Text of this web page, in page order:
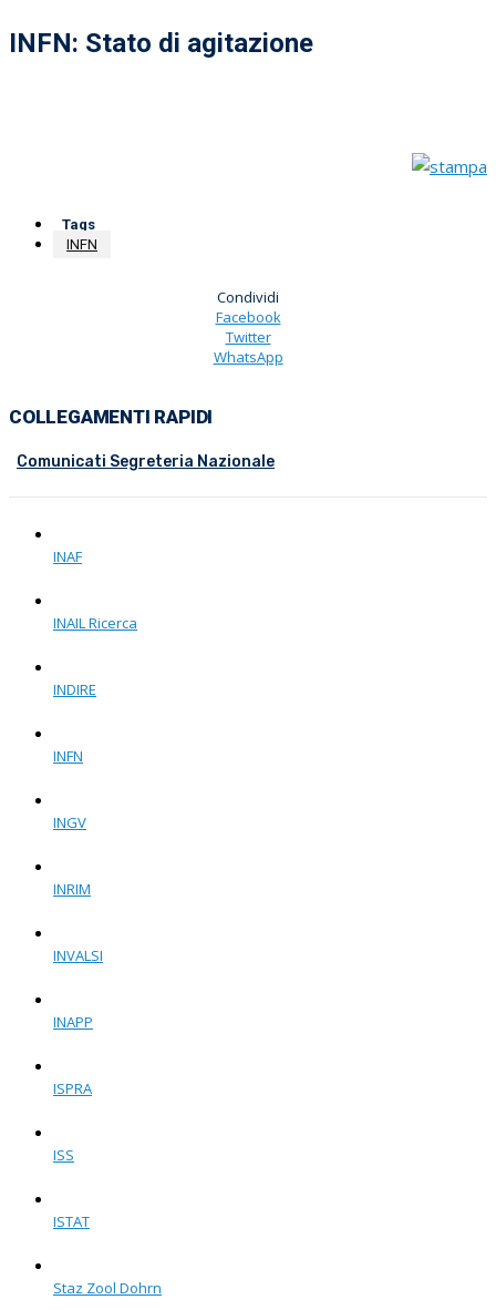
INFN: Stato di agitazione
Tags
INFN
Condividi
Facebook
Twitter
WhatsApp
COLLEGAMENTI RAPIDI
Comunicati Segreteria Nazionale
INAF
INAIL Ricerca
INDIRE
INFN
INGV
INRIM
INVALSI
INAPP
ISPRA
ISS
ISTAT
Staz Zool Dohrn